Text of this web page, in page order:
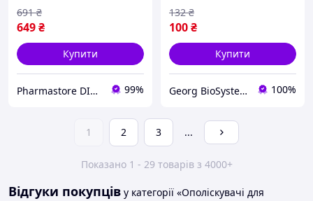
649₴
691 ₴
Купити
Pharmastore DISCOUNT 99%
100₴
132 ₴
Купити
Georg BioSystems - продукти для краси та здоров'я 100%
1 2 3 ...
Показано 1 - 29 товарів з 4000+
Відгуки покупців у категорії «Ополіскувачі для